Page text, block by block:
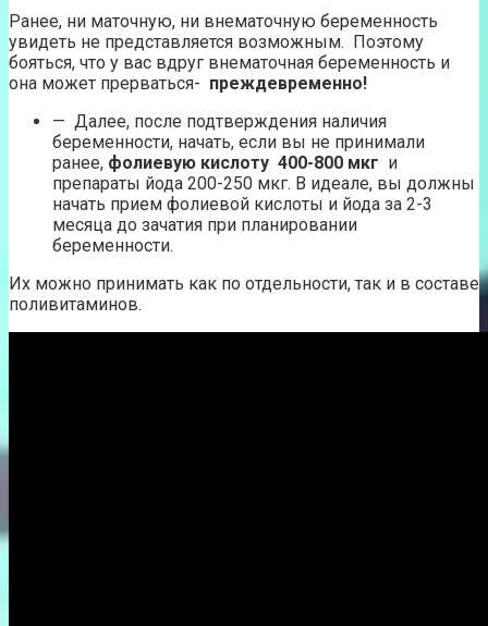
Ранее, ни маточную, ни внематочную беременность
увидеть не представляется возможным. Поэтому
бояться, что у вас вдруг внематочная беременность и
она может прерваться- преждевременно!
— Далее, после подтверждения наличия
беременности, начать, если вы не принимали
ранее, фолиевую кислоту 400-800 мкг и
препараты йода 200-250 мкг. В идеале, вы должны
начать прием фолиевой кислоты и йода за 2-3
месяца до зачатия при планировании
беременности.
Их можно принимать как по отдельности, так и в составе
поливитаминов.